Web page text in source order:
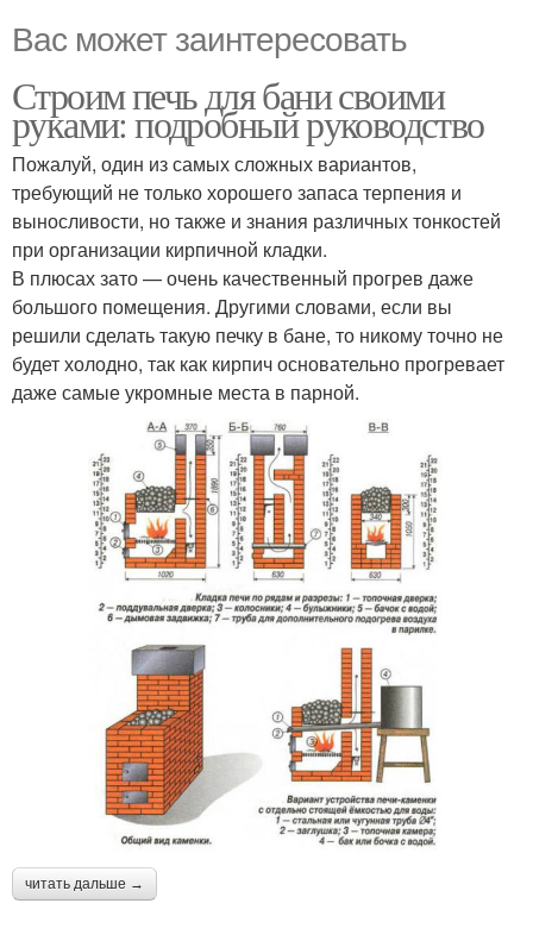
Вас может заинтересовать
Строим печь для бани своими
руками: подробный руководство
Пожалуй, один из самых сложных вариантов,
требующий не только хорошего запаса терпения и
выносливости, но также и знания различных тонкостей
при организации кирпичной кладки.
В плюсах зато — очень качественный прогрев даже
большого помещения. Другими словами, если вы
решили сделать такую печку в бане, то никому точно не
будет холодно, так как кирпич основательно прогревает
даже самые укромные места в парной.
читать дальше →